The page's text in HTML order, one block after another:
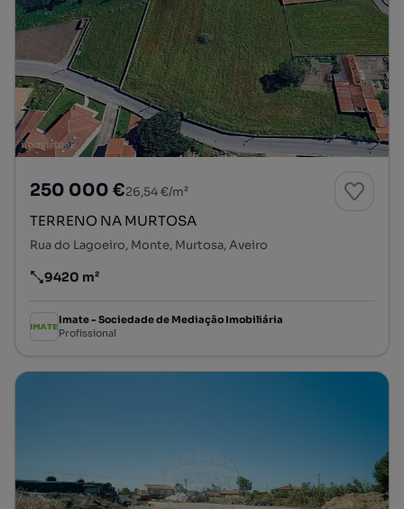
250 000 €26,54 €/m²
TERRENO NA MURTOSA
Rua do Lagoeiro, Monte, Murtosa, Aveiro
Preço por metro quadrado
9420 m²
Imate - Sociedade de Mediação Imobiliária
Profissional